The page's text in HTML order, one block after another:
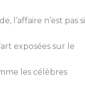
l’affaire n’est pas si
exposées sur le
les célèbres